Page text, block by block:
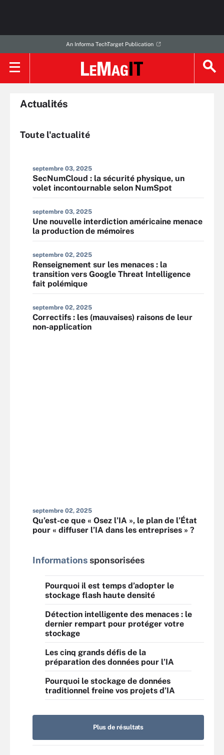
An Informa TechTarget Publication
Actualités
Toute l'actualité
septembre 03, 2025
SecNumCloud : la sécurité physique, un
volet incontournable selon NumSpot
septembre 03, 2025
Une nouvelle interdiction américaine menace
la production de mémoires
septembre 02, 2025
Renseignement sur les menaces : la
transition vers Google Threat Intelligence
fait polémique
septembre 02, 2025
Correctifs : les (mauvaises) raisons de leur
non-application
septembre 02, 2025
Qu’est-ce que « Osez l’IA », le plan de l’État
pour « diffuser l’IA dans les entreprises » ?
Informationssponsorisées
Pourquoi il est temps d’adopter le
stockage flash haute densité
Détection intelligente des menaces : le
dernier rempart pour protéger votre
stockage
Les cinq grands défis de la
préparation des données pour l’IA
Pourquoi le stockage de données
traditionnel freine vos projets d’IA
Plus de résultats